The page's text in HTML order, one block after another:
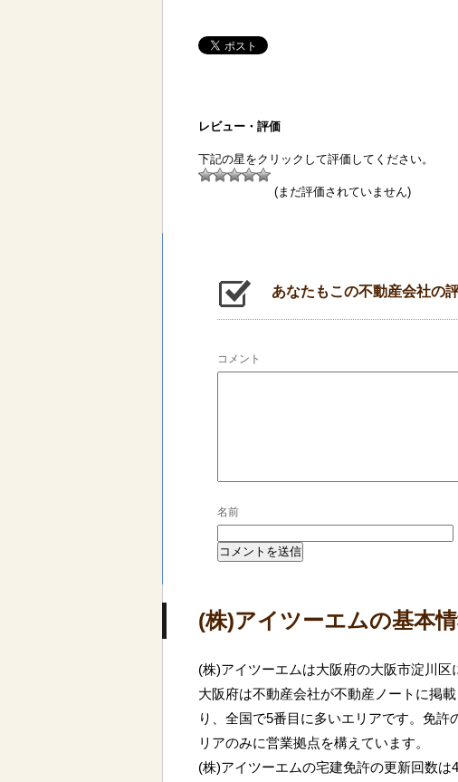
レビュー・評価
下記の星をクリックして評価してください。
(まだ評価されていません)
あなたもこの不動産会社の
コメント
名前
(株)アイツーエムの基本
(株)アイツーエムは大阪府の大阪市淀川区
大阪府は不動産会社が不動産ノートに掲
り、全国で5番目に多いエリアです。免
リアのみに営業拠点を構えています。
(株)アイツーエムの宅建免許の更新回数